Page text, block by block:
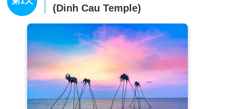
(Dinh Cau Temple)